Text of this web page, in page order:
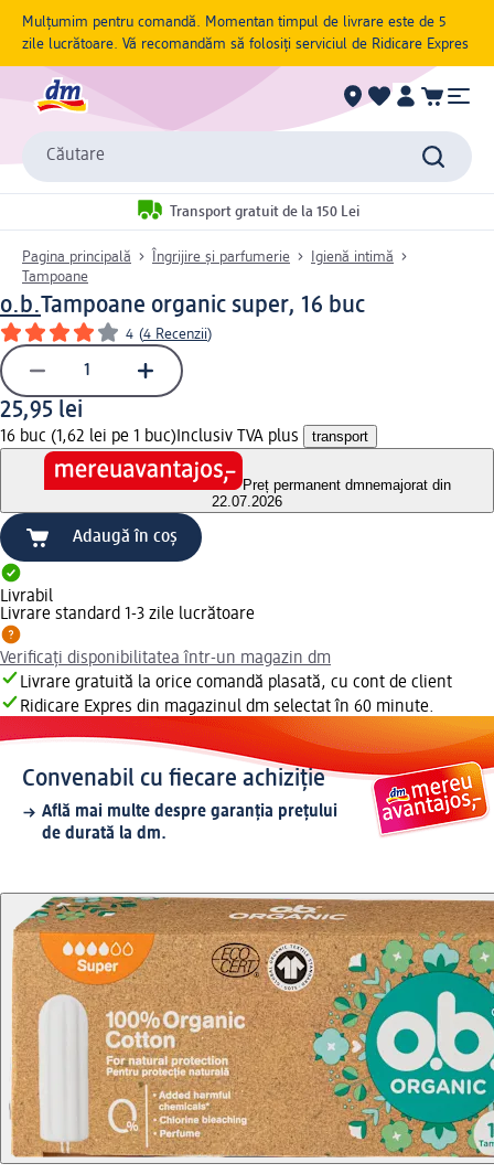
Mulțumim pentru comandă. Momentan timpul de livrare este de 5
zile lucrătoare. Vă recomandăm să folosiți serviciul de Ridicare Expres
Căutare
Transport gratuit de la 150 Lei
Pagina principală Îngrijire și parfumerie
Igienă intimă
Tampoane
o.b.Tampoane organic super, 16 buc
4 (4 Recenzii)
25,95 lei
16 buc (1,62 lei pe 1 buc) Inclusiv TVA plus transport
Preț permanent dmnemajorat din
22.07.2026
Adaugă în coș
Livrabil
Livrare standard 1-3 zile lucrătoare
Verificați disponibilitatea într-un magazin dm
Livrare gratuită la orice comandă plasată, cu cont de client
Ridicare Expres din magazinul dm selectat în 60 minute.
Convenabil cu fiecare achiziție
Află mai multe despre garanția prețului
de durată la dm.